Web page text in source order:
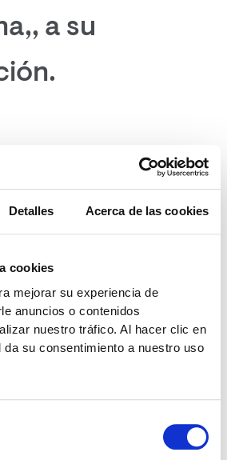
Detalles Acerca de las cookies
cookies
mejorar su experiencia de
anuncios o contenidos
nuestro tráfico. Al hacer clic en
da su consentimiento a nuestro uso
a su
condroitina
presente en